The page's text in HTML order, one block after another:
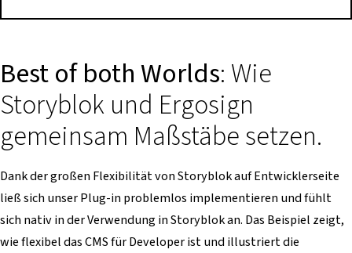
Best of both Worlds: Wie
Storyblok und Ergosign
gemeinsam Maßstäbe setzen.
Dank der großen Flexibilität von Storyblok auf Entwicklerseite
ließ sich unser Plug-in problemlos implementieren und fühlt
sich nativ in der Verwendung in Storyblok an. Das Beispiel zeigt,
wie flexibel das CMS für Developer ist und illustriert die